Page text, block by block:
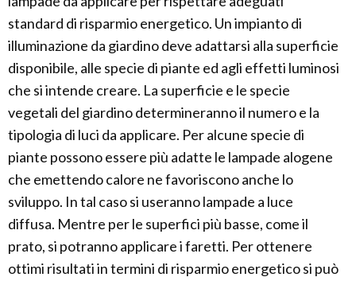
standard di risparmio energetico. Un impianto di
illuminazione da giardino deve adattarsi alla superficie
disponibile, alle specie di piante ed agli effetti luminosi
che si intende creare. La superficie e le specie
vegetali del giardino determineranno il numero e la
tipologia di luci da applicare. Per alcune specie di
piante possono essere più adatte le lampade alogene
che emettendo calore ne favoriscono anche lo
sviluppo. In tal caso si useranno lampade a luce
diffusa. Mentre per le superfici più basse, come il
prato, si potranno applicare i faretti. Per ottenere
ottimi risultati in termini di risparmio energetico si può